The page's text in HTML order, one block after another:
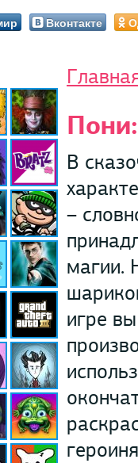
Вконтакте
В
–
магии.
игре